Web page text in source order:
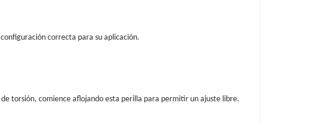
correcta para su aplicación.
torsión, comience aflojando esta perilla para permitir un ajuste libre.